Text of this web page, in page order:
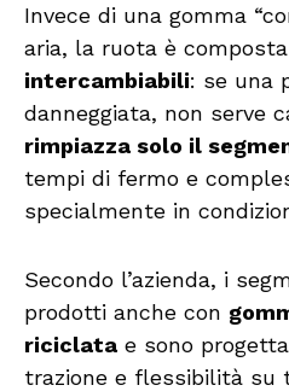
Invece di una gomma
aria, la ruota è
intercambiabili: se una
danneggiata, non serve
rimpiazza solo il
tempi di fermo e
specialmente in
Secondo l’azienda, i
prodotti anche con
riciclata e sono
trazione e flessibilità su